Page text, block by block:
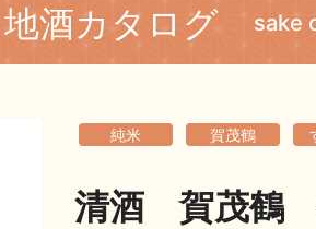
地酒カタログ sake
純米 賀茂鶴
清酒 賀茂鶴